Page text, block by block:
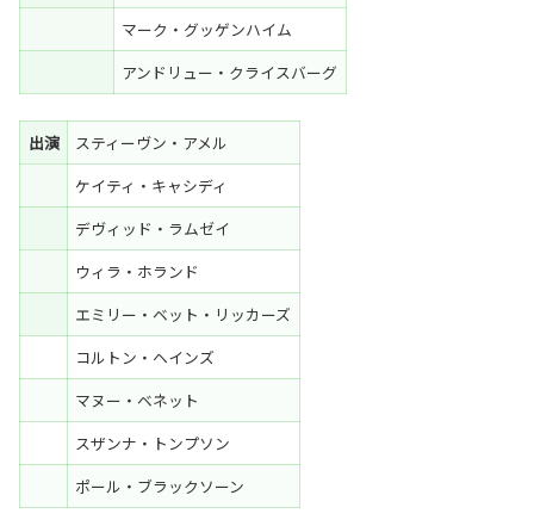
マーク・グッゲンハイム
アンドリュー・クライスバーグ
出演
スティーヴン・アメル
ケイティ・キャシディ
デヴィッド・ラムゼイ
ウィラ・ホランド
エミリー・ベット・リッカーズ
コルトン・ヘインズ
マヌー・ベネット
スザンナ・トンプソン
ポール・ブラックソーン